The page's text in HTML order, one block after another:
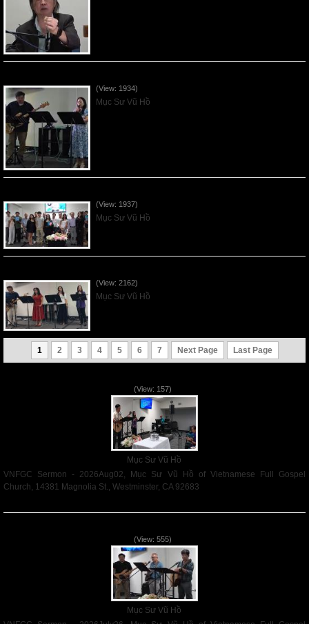
(View: 1934)
Mục Sư Vũ Hồ
(View: 1937)
Mục Sư Vũ Hồ
(View: 2162)
Mục Sư Vũ Hồ
1 2 3 4 5 6 7 Next Page Last Page
(View: 157)
Mục Sư Vũ Hồ
VNFGC Sermon - 2026Aug02, Mục Sư Vũ Hồ of Vietnamese Full Gospel
Church, 14381 Magnolia St., Westminster, CA 92683
(View: 555)
Mục Sư Vũ Hồ